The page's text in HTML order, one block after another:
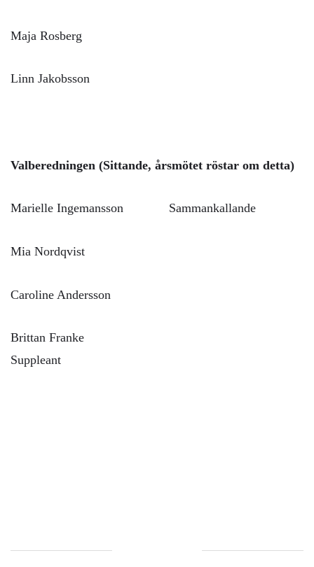
Maja Rosberg
Linn Jakobsson
Valberedningen (Sittande, årsmötet röstar om detta)
Marielle Ingemansson Sammankallande
Mia Nordqvist
Caroline Andersson
Brittan Franke
Suppleant